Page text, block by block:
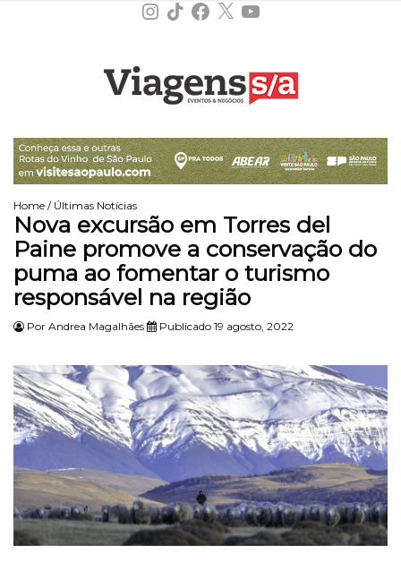
Instagram
TikTokFacebook
X YouTube
Home / Últimas Notícias
Nova excursão em Torres del
Paine promove a conservação do
puma ao fomentar o turismo
responsável na região
Por Andrea Magalhães Publicado 19 agosto, 2022